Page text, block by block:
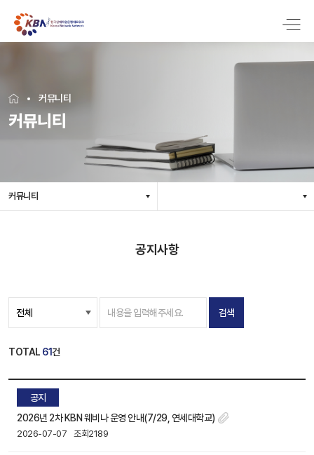
커뮤니티
커뮤니티
커뮤니티
공지사항
검색
TOTAL 61건
공지
2026년 2차 KBN 웨비나 운영 안내(7/29, 연세대학교)
2026-07-07 조회2189